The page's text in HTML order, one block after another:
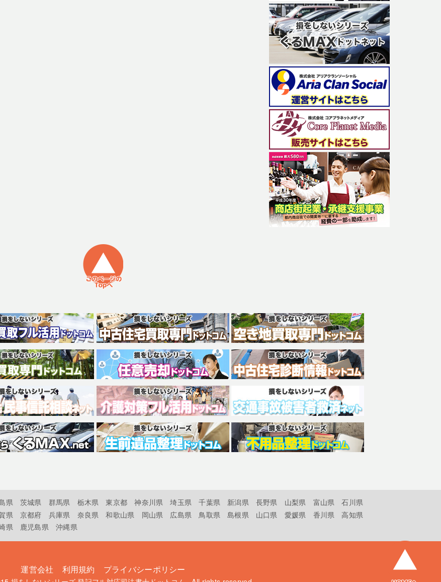
県 茨城県 群馬県 栃木県 東京都 神奈川県 埼玉県 千葉県 新潟県 長野県 山梨県 富山県
石川県
県 京都府 兵庫県 奈良県 和歌山県 岡山県 広島県 鳥取県 島根県 山口県 愛媛県 香川県
高知県
県 鹿児島県 沖縄県
運営会社 利用規約 プライバシーポリシー